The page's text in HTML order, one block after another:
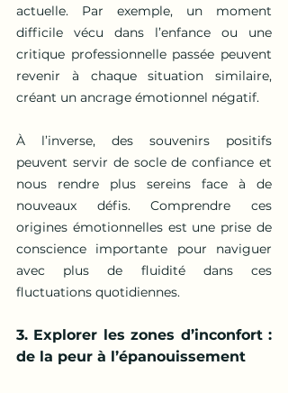
actuelle. Par exemple, un moment
difficile vécu dans l’enfance ou une
critique professionnelle passée peuvent
revenir à chaque situation similaire,
créant un ancrage émotionnel négatif.
À l’inverse, des souvenirs positifs
peuvent servir de socle de confiance et
nous rendre plus sereins face à de
nouveaux défis. Comprendre ces
origines émotionnelles est une prise de
conscience importante pour naviguer
avec plus de fluidité dans ces
fluctuations quotidiennes.
3. Explorer les zones d’inconfort :
de la peur à l’épanouissement